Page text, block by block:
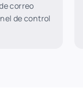
correo
de control